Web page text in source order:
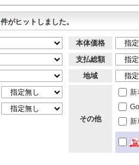
件がヒットしました。
本体価格
支払総額
地域
その他
新
新